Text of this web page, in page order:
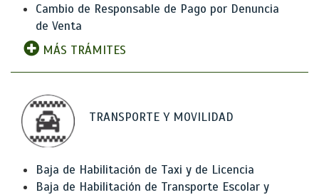
Cambio de Responsable de Pago por Denuncia
de Venta
MÁS TRÁMITES
TRANSPORTE Y MOVILIDAD
Baja de Habilitación de Taxi y de Licencia
Baja de Habilitación de Transporte Escolar y